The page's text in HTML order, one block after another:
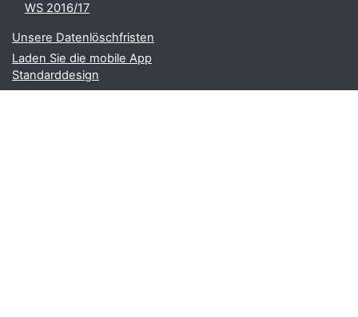
WS 2016/17
Unsere Datenlöschfristen
Laden Sie die mobile App
Standarddesign